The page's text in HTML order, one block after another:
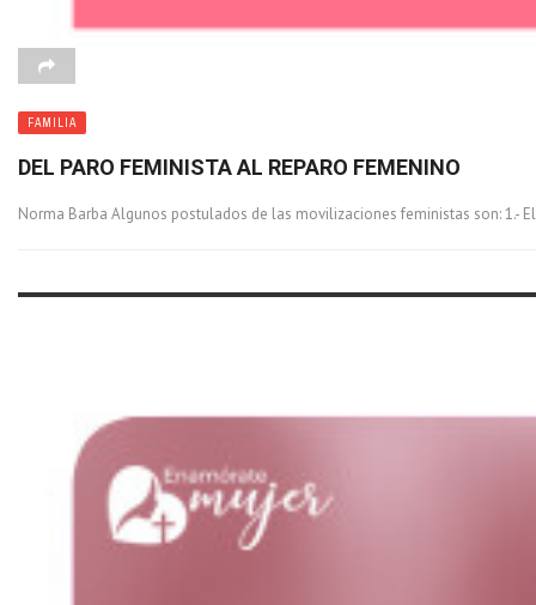
FAMILIA
DEL PARO FEMINISTA AL REPARO FEMENINO
Norma Barba Algunos postulados de las movilizaciones feministas son: